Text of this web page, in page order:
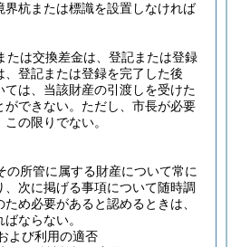
杭または標識を設置しなければ
たは交換差金は、登記または登録
登記または登録を完了した後
ては、当該財産の引渡しを受けた
できない。 ただし、市長が必要
の限りでない。
の所管に属する財産について常に
次に掲げる事項について随時調
め必要があると認めるときは、
ならない。
よび利用の適否